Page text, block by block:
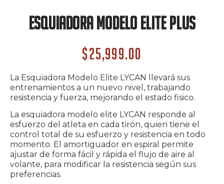
Esquiadora Modelo Elite PLUS
$25,999.00
La Esquiadora Modelo Elite LYCAN llevará sus
entrenamientos a un nuevo nivel, trabajando
resistencia y fuerza, mejorando el estado fisico.
La esquiadora modelo elite LYCAN responde al
esfuerzo del atleta en cada tirón, quien tiene el
control total de su esfuerzo y resistencia en todo
momento. El amortiguador en espiral permite
ajustar de forma fácil y rápida el flujo de aire al
volante, para modificar la resistencia según sus
preferencias.